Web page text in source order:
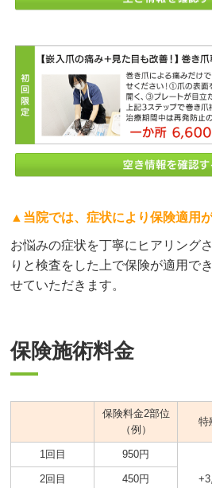
▲当院では、症状により保険適用が
お悩みの症状を丁寧にヒアリング
りと検査をした上で保険が適用で
せていただきます。
保険施術料金
保険料金2部位
（例）
特
1回目 950円
2回目 450円